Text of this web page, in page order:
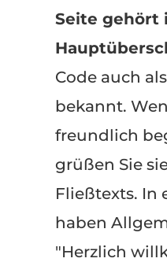
Seite gehört
Code auch
bekannt.
freundlich
grüßen Sie
Fließtexts. In
haben
"Herzlich